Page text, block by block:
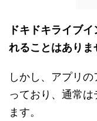
ドキドキライブ
れることはありま
しかし、アプリ
っており、通常
ます。